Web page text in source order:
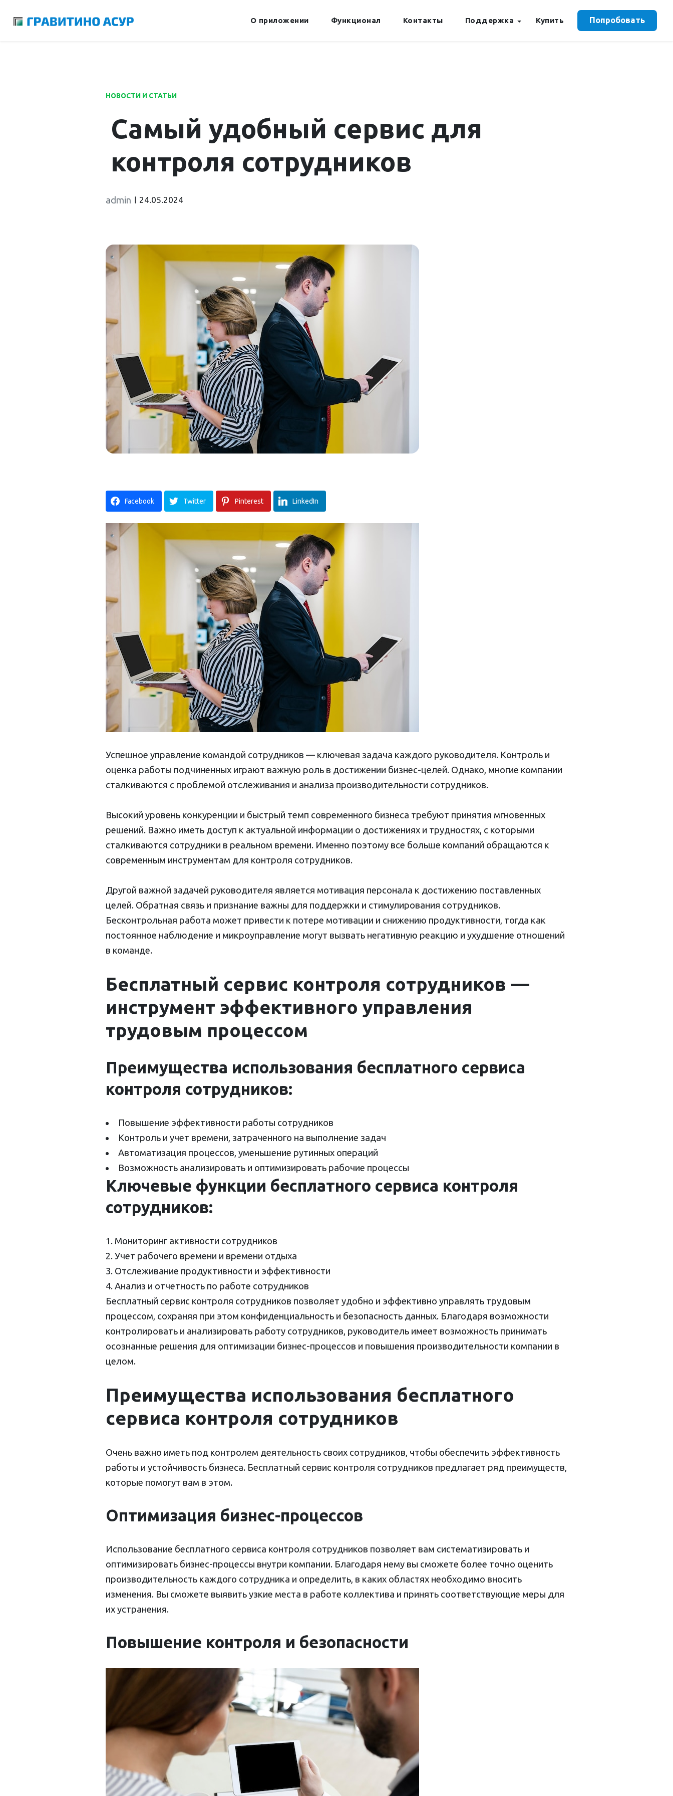
О приложении Функционал Контакты Поддержка Купить Попробовать
НОВОСТИ И СТАТЬИ
Самый удобный сервис для
контроля сотрудников
admin 24.05.2024
Facebook Twitter Pinterest LinkedIn
Успешное управление командой сотрудников — ключевая задача каждого руководителя. Контроль и
оценка работы подчиненных играют важную роль в достижении бизнес-целей. Однако, многие компании
сталкиваются с проблемой отслеживания и анализа производительности сотрудников.
Высокий уровень конкуренции и быстрый темп современного бизнеса требуют принятия мгновенных
решений. Важно иметь доступ к актуальной информации о достижениях и трудностях, с которыми
сталкиваются сотрудники в реальном времени. Именно поэтому все больше компаний обращаются к
современным инструментам для контроля сотрудников.
Другой важной задачей руководителя является мотивация персонала к достижению поставленных
целей. Обратная связь и признание важны для поддержки и стимулирования сотрудников.
Бесконтрольная работа может привести к потере мотивации и снижению продуктивности, тогда как
постоянное наблюдение и микроуправление могут вызвать негативную реакцию и ухудшение отношений
в команде.
Бесплатный сервис контроля сотрудников —
инструмент эффективного управления
трудовым процессом
Преимущества использования бесплатного сервиса
контроля сотрудников:
Повышение эффективности работы сотрудников
Контроль и учет времени, затраченного на выполнение задач
Автоматизация процессов, уменьшение рутинных операций
Возможность анализировать и оптимизировать рабочие процессы
Ключевые функции бесплатного сервиса контроля
сотрудников:
Мониторинг активности сотрудников
Учет рабочего времени и времени отдыха
Отслеживание продуктивности и эффективности
Анализ и отчетность по работе сотрудников
Бесплатный сервис контроля сотрудников позволяет удобно и эффективно управлять трудовым
процессом, сохраняя при этом конфиденциальность и безопасность данных. Благодаря возможности
контролировать и анализировать работу сотрудников, руководитель имеет возможность принимать
осознанные решения для оптимизации бизнес-процессов и повышения производительности компании в
целом.
Преимущества использования бесплатного
сервиса контроля сотрудников
Очень важно иметь под контролем деятельность своих сотрудников, чтобы обеспечить эффективность
работы и устойчивость бизнеса. Бесплатный сервис контроля сотрудников предлагает ряд преимуществ,
которые помогут вам в этом.
Оптимизация бизнес-процессов
Использование бесплатного сервиса контроля сотрудников позволяет вам систематизировать и
оптимизировать бизнес-процессы внутри компании. Благодаря нему вы сможете более точно оценить
производительность каждого сотрудника и определить, в каких областях необходимо вносить
изменения. Вы сможете выявить узкие места в работе коллектива и принять соответствующие меры для
их устранения.
Повышение контроля и безопасности